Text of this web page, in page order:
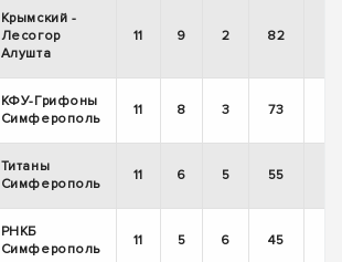
Крымский -
Лесогор
Алушта
11 9 2 82
КФУ-Грифоны
Симферополь
11 8 3 73
Титаны
Симферополь
11 6 5 55
РНКБ
Симферополь
11 5 6 45